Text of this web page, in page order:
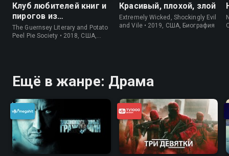
Клуб любителей книг и
пирогов из
картофельных
очистков
The Guernsey Literary and Potato
Peel Pie Society • 2018, США,
Красивый, плохой, злой
Extremely Wicked, Shockingly Evil
and Vile • 2019, США, Биография
Ещё в жанре: Драма